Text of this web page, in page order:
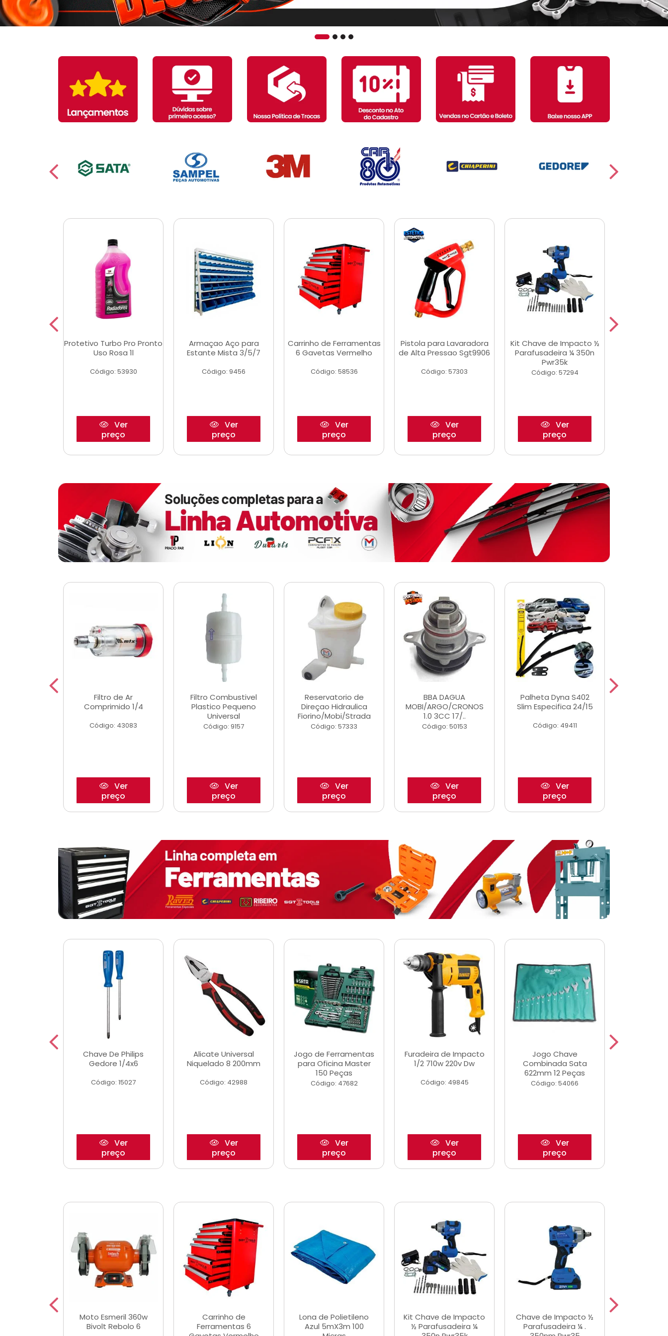
Protetivo Turbo Pro Pronto
Uso Rosa 1l
Código: 53930
Ver
preço
Armaçao Aço para
Estante Mista 3/5/7
Código: 9456
Ver
preço
Carrinho de Ferramentas
6 Gavetas Vermelho
Código: 58536
Ver
preço
Pistola para Lavaradora
de Alta Pressao Sgt9906
Código: 57303
Ver
preço
Kit Chave de Impacto ½
Parafusadeira ¼ 350n
Pwr35k
Código: 57294
Ver
preço
Filtro de Ar
Comprimido 1/4
Código: 43083
Ver
preço
Filtro Combustivel
Plastico Pequeno
Universal
Código: 9157
Ver
preço
Reservatorio de
Direçao Hidraulica
Fiorino/Mobi/Strada
Código: 57333
Ver
preço
BBA DAGUA
MOBI/ARGO/CRONOS
1.0 3CC 17/..
Código: 50153
Ver
preço
Palheta Dyna S402
Slim Especifica 24/15
Código: 49411
Ver
preço
Chave De Philips
Gedore 1/4x6
Código: 15027
Ver
preço
Alicate Universal
Niquelado 8 200mm
Código: 42988
Ver
preço
Jogo de Ferramentas
para Oficina Master
150 Peças
Código: 47682
Ver
preço
Furadeira de Impacto
1/2 710w 220v Dw
Código: 49845
Ver
preço
Jogo Chave
Combinada Sata
622mm 12 Peças
Código: 54066
Ver
preço
Moto Esmeril 360w
Bivolt Rebolo 6
Carrinho de
Ferramentas 6
Lona de Polietileno
Azul 5mX3m 100
Kit Chave de Impacto
½ Parafusadeira ¼
Chave de Impacto ½
Parafusadeira ¼ .